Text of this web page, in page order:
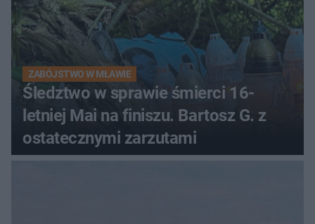
ZABÓJSTWO W MŁAWIE
Śledztwo w sprawie śmierci 16-
letniej Mai na finiszu. Bartosz G. z
ostatecznymi zarzutami